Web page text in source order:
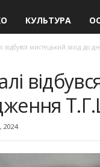
КУЛЬТУРА
відбувся мистецький захід до
2024